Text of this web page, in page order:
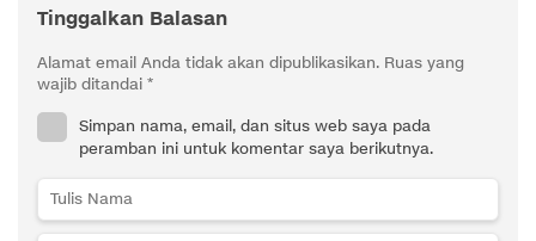
Tinggalkan Balasan
Alamat email Anda tidak akan dipublikasikan. Ruas yang
wajib ditandai *
Simpan nama, email, dan situs web saya pada
peramban ini untuk komentar saya berikutnya.